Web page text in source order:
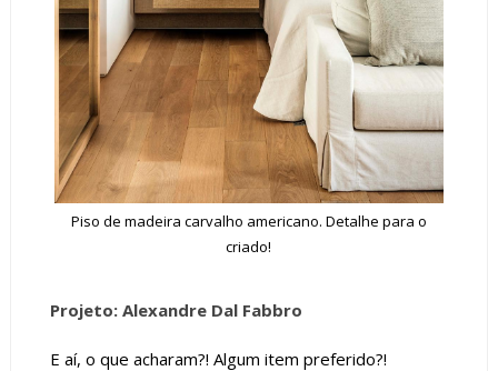
Piso de madeira carvalho americano. Detalhe para o
criado!
Projeto: Alexandre Dal Fabbro
E aí, o que acharam?! Algum item preferido?!